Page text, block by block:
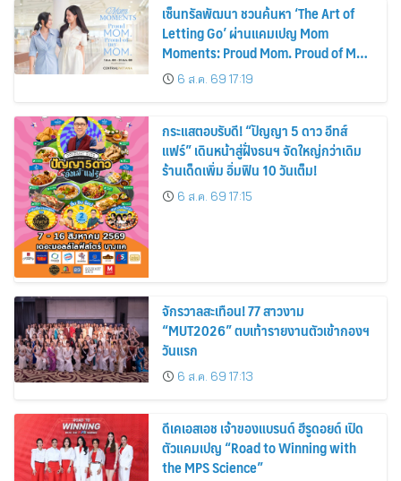
เซ็นทรัลพัฒนา ชวนค้นหา ‘The Art of
Letting Go’ ผ่านแคมเปญ Mom
Moments: Proud Mom. Proud of My
Mom.6 ส.ค. 69 17:19
กระแสตอบรับดี! “ปัญญา 5 ดาว อีทส์
แฟร์” เดินหน้าสู่ฝั่งธนฯ จัดใหญ่กว่าเดิม
ร้านเด็ดเพิ่ม อิ่มฟิน 10 วันเต็ม!
6 ส.ค. 69 17:15
จักรวาลสะเทือน! 77 สาวงาม
“MUT2026” ตบเท้ารายงานตัวเข้ากองฯ
วันแรก
6 ส.ค. 69 17:13
ดีเคเอสเอช เจ้าของแบรนด์ ฮีรูดอยด์ เปิด
ตัวแคมเปญ “Road to Winning with
the MPS Science”